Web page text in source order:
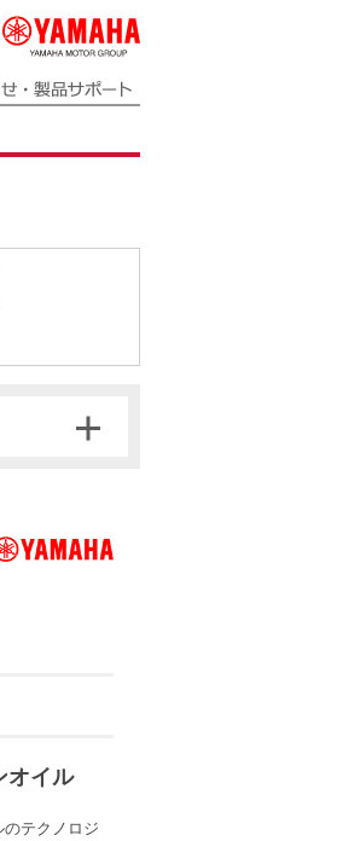
オイル
テクノロジ